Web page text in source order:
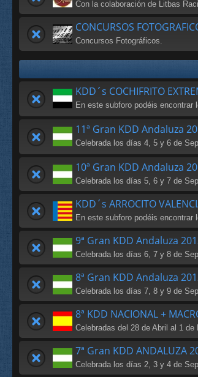
Con la colaboración de Litbas
CONCURSOS
Concursos Fotográficos.
KDD´s COCHIFRITO
En este subforo podéis
11ª Gran KDD Andaluza
Celebrada los días 4, 5 y 6 de
10ª Gran KDD Andaluza
Celebrada los días 5, 6 y 7 de
KDD´s ARROCITO
En este subforo podéis
9ª Gran KDD Andaluza
Celebrada los días 6, 7 y 8 de
8ª Gran KDD Andaluza
Celebrada los días 7, 8 y 9 de
8ª KDD NACIONAL +
Celebradas del 28 de Abril al 1 de
7ª Gran KDD ANDALUZA
Celebrada los días 2, 3 y 4 de